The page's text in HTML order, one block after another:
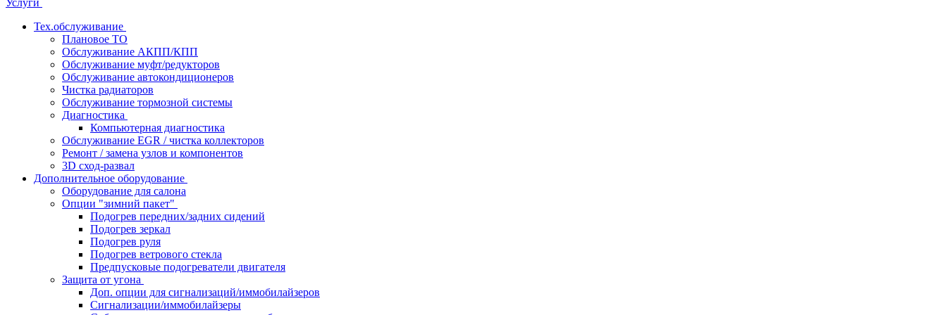
Услуги
Тех.обслуживание
Плановое ТО
Обслуживание АКПП/КПП
Обслуживание муфт/редукторов
Обслуживание автокондиционеров
Чистка радиаторов
Обслуживание тормозной системы
Диагностика
Компьютерная диагностика
Обслуживание EGR / чистка коллекторов
Ремонт / замена узлов и компонентов
3D сход-развал
Дополнительное оборудование
Оборудование для салона
Опции "зимний пакет"
Подогрев передних/задних сидений
Подогрев зеркал
Подогрев руля
Подогрев ветрового стекла
Предпусковые подогреватели двигателя
Защита от угона
Доп. опции для сигнализаций/иммобилайзеров
Сигнализации/иммобилайзеры